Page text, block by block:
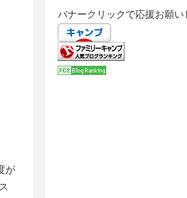
が
バナークリックで応援お願い